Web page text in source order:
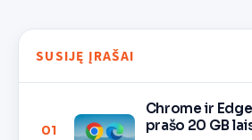
SUSIJĘ ĮRAŠAI
01
Chrome ir
prašo 20 GB